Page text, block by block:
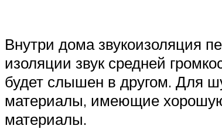
Внутри дома звукоизоляция
изоляции звук средней
будет слышен в другом. Для
материалы, имеющие хорошую
материалы.